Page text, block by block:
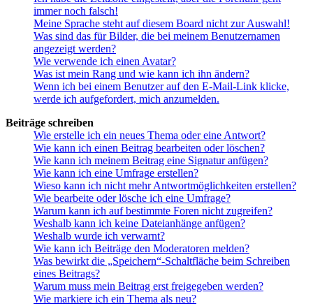
immer noch falsch!
Meine Sprache steht auf diesem Board nicht zur Auswahl!
Was sind das für Bilder, die bei meinem Benutzernamen
angezeigt werden?
Wie verwende ich einen Avatar?
Was ist mein Rang und wie kann ich ihn ändern?
Wenn ich bei einem Benutzer auf den E-Mail-Link klicke,
werde ich aufgefordert, mich anzumelden.
Beiträge schreiben
Wie erstelle ich ein neues Thema oder eine Antwort?
Wie kann ich einen Beitrag bearbeiten oder löschen?
Wie kann ich meinem Beitrag eine Signatur anfügen?
Wie kann ich eine Umfrage erstellen?
Wieso kann ich nicht mehr Antwortmöglichkeiten erstellen?
Wie bearbeite oder lösche ich eine Umfrage?
Warum kann ich auf bestimmte Foren nicht zugreifen?
Weshalb kann ich keine Dateianhänge anfügen?
Weshalb wurde ich verwarnt?
Wie kann ich Beiträge den Moderatoren melden?
Was bewirkt die „Speichern“-Schaltfläche beim Schreiben
eines Beitrags?
Warum muss mein Beitrag erst freigegeben werden?
Wie markiere ich ein Thema als neu?